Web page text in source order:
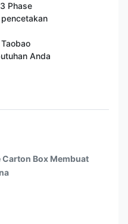
Phase
Anda
Box Membuat